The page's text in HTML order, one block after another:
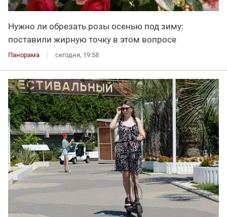
Нужно ли обрезать розы осенью под зиму:
поставили жирную точку в этом вопросе
Панорама сегодня, 19:58